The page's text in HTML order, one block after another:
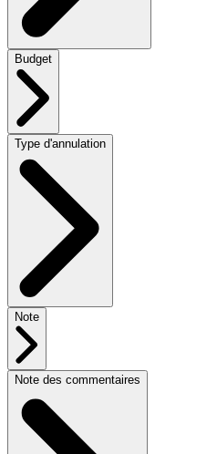
Budget
Type d'annulation
Note
Note des commentaires